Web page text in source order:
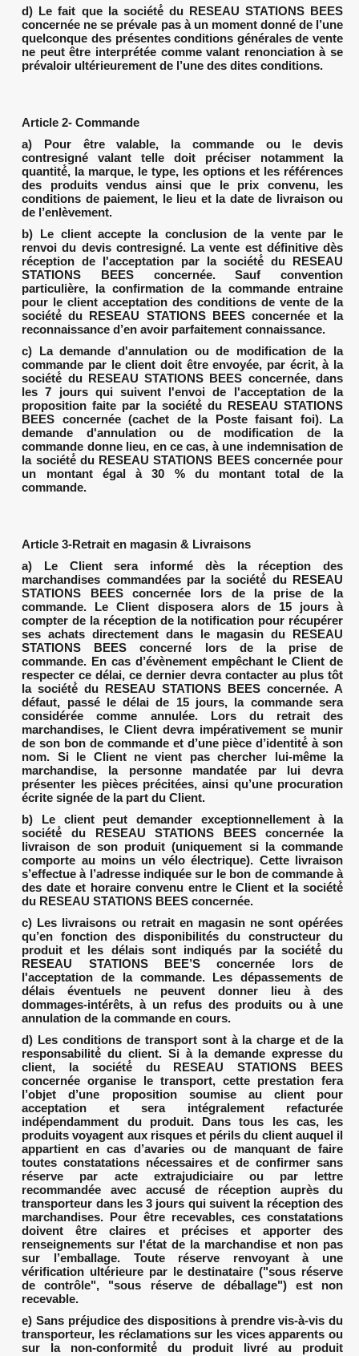
d) Le fait que la société́ du RESEAU STATIONS BEES
concernée ne se prévale pas à un moment donné de l’une
quelconque des présentes conditions générales de vente
ne peut être interprétée comme valant renonciation à se
prévaloir ultérieurement de l’une des dites conditions.
Article 2- Commande
a) Pour être valable, la commande ou le devis
contresigné valant telle doit préciser notamment la
quantité́, la marque, le type, les options et les références
des produits vendus ainsi que le prix convenu, les
conditions de paiement, le lieu et la date de livraison ou
de l’enlèvement.
b) Le client accepte la conclusion de la vente par le
renvoi du devis contresigné. La vente est définitive dès
réception de l'acceptation par la société́ du RESEAU
STATIONS BEES concernée. Sauf convention
particulière, la confirmation de la commande entraine
pour le client acceptation des conditions de vente de la
société́ du RESEAU STATIONS BEES concernée et la
reconnaissance d’en avoir parfaitement connaissance.
c) La demande d'annulation ou de modification de la
commande par le client doit être envoyée, par écrit, à la
société́ du RESEAU STATIONS BEES concernée, dans
les 7 jours qui suivent l'envoi de l'acceptation de la
proposition faite par la société́ du RESEAU STATIONS
BEES concernée (cachet de la Poste faisant foi). La
demande d'annulation ou de modification de la
commande donne lieu, en ce cas, à une indemnisation de
la société́ du RESEAU STATIONS BEES concernée pour
un montant égal à 30 % du montant total de la
commande.
Article 3-Retrait en magasin & Livraisons
a) Le Client sera informé dès la réception des
marchandises commandées par la société́ du RESEAU
STATIONS BEES concernée lors de la prise de la
commande. Le Client disposera alors de 15 jours à
compter de la réception de la notification pour récupérer
ses achats directement dans le magasin du RESEAU
STATIONS BEES concerné lors de la prise de
commande. En cas d’évènement empêchant le Client de
respecter ce délai, ce dernier devra contacter au plus tôt
la société́ du RESEAU STATIONS BEES concernée. A
défaut, passé le délai de 15 jours, la commande sera
considérée comme annulée. Lors du retrait des
marchandises, le Client devra impérativement se munir
de son bon de commande et d’une pièce d’identité́ à son
nom. Si le Client ne vient pas chercher lui-même la
marchandise, la personne mandatée par lui devra
présenter les pièces précitées, ainsi qu’une procuration
écrite signée de la part du Client.
b) Le client peut demander exceptionnellement à la
société́ du RESEAU STATIONS BEES concernée la
livraison de son produit (uniquement si la commande
comporte au moins un vélo électrique). Cette livraison
s’effectue à l’adresse indiquée sur le bon de commande à
des date et horaire convenu entre le Client et la société́
du RESEAU STATIONS BEES concernée.
c) Les livraisons ou retrait en magasin ne sont opérées
qu’en fonction des disponibilités du constructeur du
produit et les délais sont indiqués par la société́ du
RESEAU STATIONS BEE’S concernée lors de
l'acceptation de la commande. Les dépassements de
délais éventuels ne peuvent donner lieu à des
dommages-intérêts, à un refus des produits ou à une
annulation de la commande en cours.
d) Les conditions de transport sont à la charge et de la
responsabilité́ du client. Si à la demande expresse du
client, la société́ du RESEAU STATIONS BEES
concernée organise le transport, cette prestation fera
l’objet d’une proposition soumise au client pour
acceptation et sera intégralement refacturée
indépendamment du produit. Dans tous les cas, les
produits voyagent aux risques et périls du client auquel il
appartient en cas d’avaries ou de manquant de faire
toutes constatations nécessaires et de confirmer sans
réserve par acte extrajudiciaire ou par lettre
recommandée avec accusé de réception auprès du
transporteur dans les 3 jours qui suivent la réception des
marchandises. Pour être recevables, ces constatations
doivent être claires et précises et apporter des
renseignements sur l'état de la marchandise et non pas
sur l’emballage. Toute réserve renvoyant à une
vérification ultérieure par le destinataire ("sous réserve
de contrôle", "sous réserve de déballage") est non
recevable.
e) Sans préjudice des dispositions à prendre vis-à-vis du
transporteur, les réclamations sur les vices apparents ou
sur la non-conformité́ du produit livré au produit